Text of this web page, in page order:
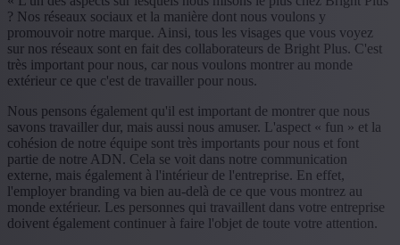
? Nos réseaux sociaux et la manière dont nous voulons y
promouvoir notre marque. Ainsi, tous les visages que vous voyez
sur nos réseaux sont en fait des collaborateurs de Bright Plus. C'est
très important pour nous, car nous voulons montrer au monde
extérieur ce que c'est de travailler pour nous.
Nous pensons également qu'il est important de montrer que nous
savons travailler dur, mais aussi nous amuser. L'aspect « fun » et la
cohésion de notre équipe sont très importants pour nous et font
partie de notre ADN. Cela se voit dans notre communication
externe, mais également à l'intérieur de l'entreprise. En effet,
l'employer branding va bien au-delà de ce que vous montrez au
monde extérieur. Les personnes qui travaillent dans votre entreprise
doivent également continuer à faire l'objet de toute votre attention.